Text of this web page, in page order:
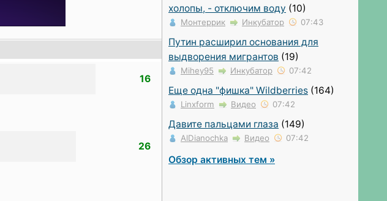
16
26
холопы, - отключим воду (10)
Монтеррик Инкубатор 07:43
Путин расширил основания для
выдворения мигрантов (19)
Mihey95 Инкубатор 07:42
Еще одна "фишка" Wildberries (164)
Linxform Видео 07:42
Давите пальцами глаза (149)
AlDianochka Видео 07:42
Обзор активных тем »